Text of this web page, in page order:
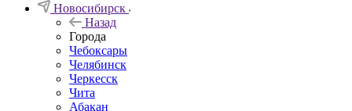
Новосибирск
Назад
Города
Чебоксары
Челябинск
Черкесск
Чита
Абакан